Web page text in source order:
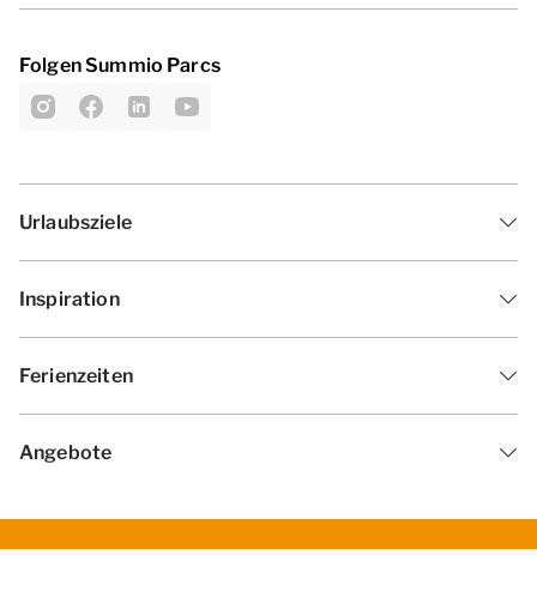
Folgen Summio Parcs
Urlaubsziele
Inspiration
Ferienzeiten
Angebote